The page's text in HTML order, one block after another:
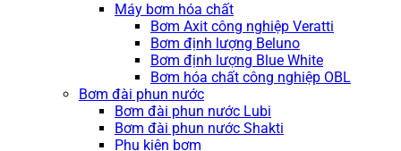
Máy bơm hóa chất
Bơm Axit công nghiệp Veratti
Bơm định lượng Beluno
Bơm định lượng Blue White
Bơm hóa chất công nghiệp OBL
Bơm đài phun nước
Bơm đài phun nước Lubi
Bơm đài phun nước Shakti
Phụ kiên bơm